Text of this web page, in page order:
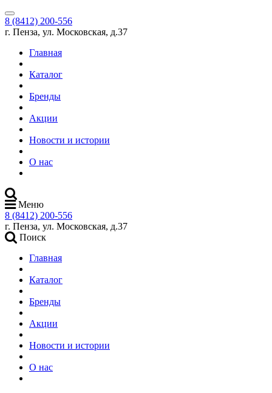
8 (8412) 200-556
г. Пенза, ул. Московская, д.37
Главная
Каталог
Бренды
Акции
Новости и истории
О нас
Меню
8 (8412) 200-556
г. Пенза, ул. Московская, д.37
Поиск
Главная
Каталог
Бренды
Акции
Новости и истории
О нас